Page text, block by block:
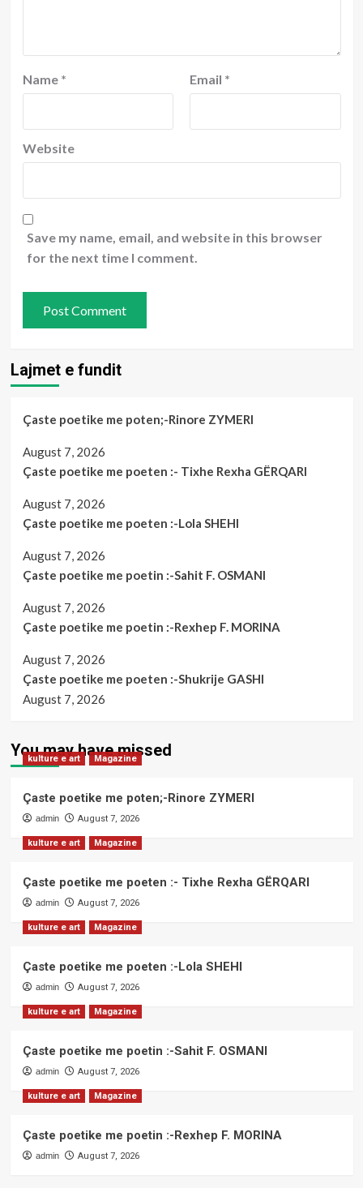
Name * Email *
Website
Save my name, email, and website in this browser
for the next time I comment.
Lajmet e fundit
Çaste poetike me poten;-Rinore ZYMERI
August 7, 2026
Çaste poetike me poeten :- Tixhe Rexha GËRQARI
August 7, 2026
Çaste poetike me poeten :-Lola SHEHI
August 7, 2026
Çaste poetike me poetin :-Sahit F. OSMANI
August 7, 2026
Çaste poetike me poetin :-Rexhep F. MORINA
August 7, 2026
Çaste poetike me poeten :-Shukrije GASHI
August 7, 2026
You may have missed
kulture e art Magazine
Çaste poetike me poten;-Rinore ZYMERI
admin August 7, 2026
kulture e art Magazine
Çaste poetike me poeten :- Tixhe Rexha GËRQARI
admin August 7, 2026
kulture e art Magazine
Çaste poetike me poeten :-Lola SHEHI
admin August 7, 2026
kulture e art Magazine
Çaste poetike me poetin :-Sahit F. OSMANI
admin August 7, 2026
kulture e art Magazine
Çaste poetike me poetin :-Rexhep F. MORINA
admin August 7, 2026